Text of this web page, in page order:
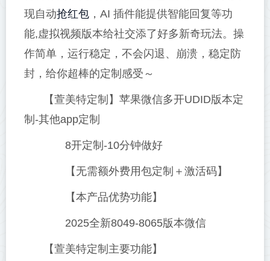
现自动抢红包 ，AI 插件能提供智能回复等功
能,虚拟视频版本给社交添了好多新奇玩法。操
作简单，运行稳定，不会闪退、崩溃，稳定防
封，给你超棒的定制感受～
【萱美特定制】苹果微信多开UDID版本定
制-其他app定制
8开定制-10分钟做好
【无需额外费用包定制＋激活码】
【本产品优势功能】
2025全新8049-8065版本微信
【萱美特定制主要功能】